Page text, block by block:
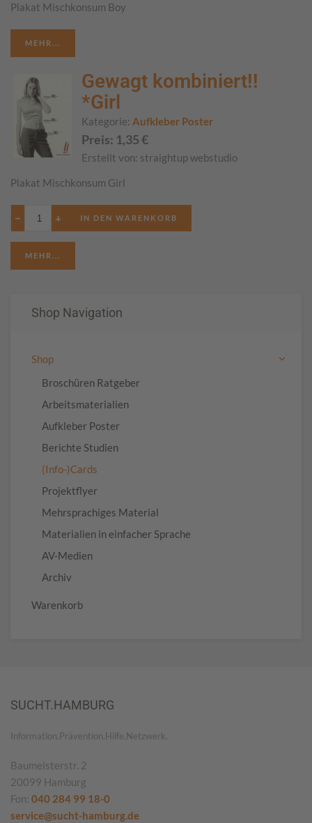
Plakat Mischkonsum Boy
MEHR...
Gewagt kombiniert!!
*Girl
Kategorie: Aufkleber Poster
Preis: 1,35€
Erstellt von: straightup webstudio
Plakat Mischkonsum Girl
− +
MEHR...
Shop Navigation
Shop
Broschüren Ratgeber
Arbeitsmaterialien
Aufkleber Poster
Berichte Studien
(Info-)Cards
Projektflyer
Mehrsprachiges Material
Materialien in einfacher Sprache
AV-Medien
Archiv
Warenkorb
SUCHT.HAMBURG
Information.Prävention.Hilfe.Netzwerk.
Baumeisterstr. 2
20099 Hamburg
Fon: 040 284 99 18-0
service@sucht-hamburg.de